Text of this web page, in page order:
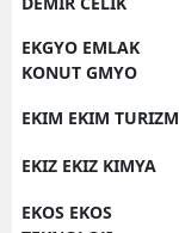
EKGYO EMLAK
KONUT GMYO
EKIM EKIM TURIZM
EKIZ EKIZ KIMYA
EKOS EKOS